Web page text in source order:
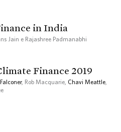
in India
Jain e Rajashree Padmanabhi
Finance 2019
, Rob Macquarie, Chavi Meattle